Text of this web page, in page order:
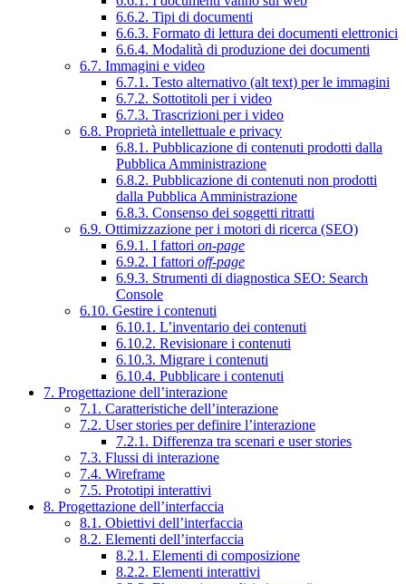
6.6.2. Tipi di documenti
6.6.3. Formato di lettura dei documenti elettronici
6.6.4. Modalità di produzione dei documenti
6.7. Immagini e video
6.7.1. Testo alternativo (alt text) per le immagini
6.7.2. Sottotitoli per i video
6.7.3. Trascrizioni per i video
6.8. Proprietà intellettuale e privacy
6.8.1. Pubblicazione di contenuti prodotti dalla
Pubblica Amministrazione
6.8.2. Pubblicazione di contenuti non prodotti
dalla Pubblica Amministrazione
6.8.3. Consenso dei soggetti ritratti
6.9. Ottimizzazione per i motori di ricerca (SEO)
6.9.1. I fattori on-page
6.9.2. I fattori off-page
6.9.3. Strumenti di diagnostica SEO: Search
Console
6.10. Gestire i contenuti
6.10.1. L’inventario dei contenuti
6.10.2. Revisionare i contenuti
6.10.3. Migrare i contenuti
6.10.4. Pubblicare i contenuti
7. Progettazione dell’interazione
7.1. Caratteristiche dell’interazione
7.2. User stories per definire l’interazione
7.2.1. Differenza tra scenari e user stories
7.3. Flussi di interazione
7.4. Wireframe
7.5. Prototipi interattivi
8. Progettazione dell’interfaccia
8.1. Obiettivi dell’interfaccia
8.2. Elementi dell’interfaccia
8.2.1. Elementi di composizione
8.2.2. Elementi interattivi